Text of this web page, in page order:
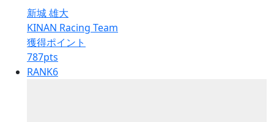
新城 雄大
KINAN Racing Team
獲得ポイント
787pts
RANK6